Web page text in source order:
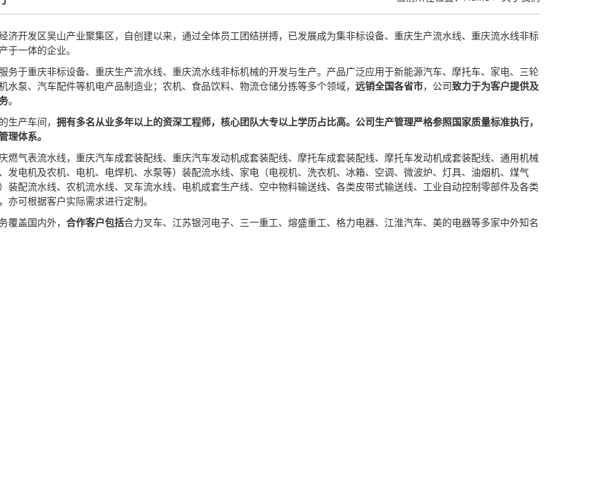
济开发区吴山产业聚集区，自创建以来，通过全体员工团结拼搏，已发展成为集非标设备、重庆生产流水线、重庆流水线非标
于一体的企业。
务于重庆非标设备、重庆生产流水线、重庆流水线非标机械的开发与生产。产品广泛应用于新能源汽车、摩托车、家电、三轮
水泵、汽车配件等机电产品制造业；农机、食品饮料、物流仓储分拣等多个领域， 远销全国各省市，公司致力于为客户提供及
。
生产车间， 拥有多名从业多年以上的资深工程师，核心团队大专以上学历占比高。公司生产管理严格参照国家质量标准执行，
理体系。
燃气表流水线，重庆汽车成套装配线、重庆汽车发动机成套装配线、摩托车成套装配线、摩托车发动机成套装配线、通用机械
、发电机及农机、电机、电焊机、水泵等）装配流水线、家电（电视机、洗衣机、冰箱、空调、微波炉、灯具、油烟机、煤气
装配流水线、农机流水线、叉车流水线、电机成套生产线、空中物料输送线、各类皮带式输送线、工业自动控制零部件及各类
亦可根据客户实际需求进行定制。
覆盖国内外， 合作客户包括合力叉车、江苏银河电子、三一重工、熔盛重工、格力电器、江淮汽车、美的电器等多家中外知名